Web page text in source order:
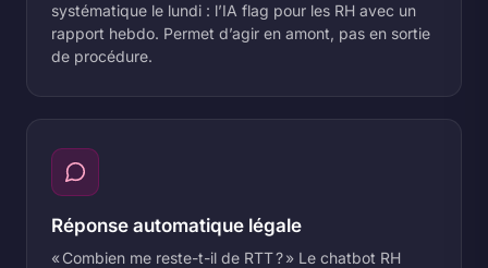
systématique le lundi : l’IA flag pour les RH avec un
rapport hebdo. Permet d’agir en amont, pas en sortie
de procédure.
Réponse automatique légale
« Combien me reste-t-il de RTT ? » Le chatbot RH